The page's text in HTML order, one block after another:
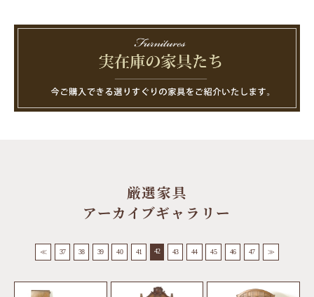
厳選家具
アーカイブギャラリー
≪ 37 38 39 40 41 42 43 44 45 46 47 ≫